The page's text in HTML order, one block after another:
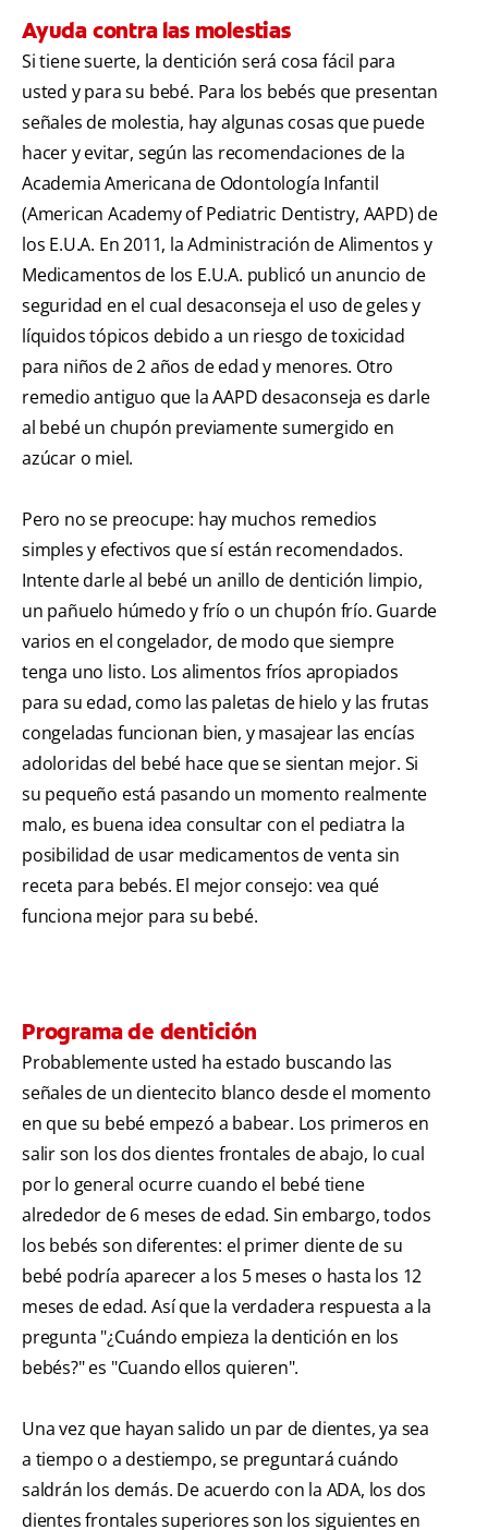
Ayuda contra las molestias
Si tiene suerte, la dentición será cosa fácil para
usted y para su bebé. Para los bebés que presentan
señales de molestia, hay algunas cosas que puede
hacer y evitar, según las recomendaciones de la
Academia Americana de Odontología Infantil
(American Academy of Pediatric Dentistry, AAPD) de
los E.U.A. En 2011, la Administración de Alimentos y
Medicamentos de los E.U.A. publicó un anuncio de
seguridad en el cual desaconseja el uso de geles y
líquidos tópicos debido a un riesgo de toxicidad
para niños de 2 años de edad y menores. Otro
remedio antiguo que la AAPD desaconseja es darle
al bebé un chupón previamente sumergido en
azúcar o miel.
Pero no se preocupe: hay muchos remedios
simples y efectivos que sí están recomendados.
Intente darle al bebé un anillo de dentición limpio,
un pañuelo húmedo y frío o un chupón frío. Guarde
varios en el congelador, de modo que siempre
tenga uno listo. Los alimentos fríos apropiados
para su edad, como las paletas de hielo y las frutas
congeladas funcionan bien, y masajear las encías
adoloridas del bebé hace que se sientan mejor. Si
su pequeño está pasando un momento realmente
malo, es buena idea consultar con el pediatra la
posibilidad de usar medicamentos de venta sin
receta para bebés. El mejor consejo: vea qué
funciona mejor para su bebé.
Programa de dentición
Probablemente usted ha estado buscando las
señales de un dientecito blanco desde el momento
en que su bebé empezó a babear. Los primeros en
salir son los dos dientes frontales de abajo, lo cual
por lo general ocurre cuando el bebé tiene
alrededor de 6 meses de edad. Sin embargo, todos
los bebés son diferentes: el primer diente de su
bebé podría aparecer a los 5 meses o hasta los 12
meses de edad. Así que la verdadera respuesta a la
pregunta "¿Cuándo empieza la dentición en los
bebés?" es "Cuando ellos quieren".
Una vez que hayan salido un par de dientes, ya sea
a tiempo o a destiempo, se preguntará cuándo
saldrán los demás. De acuerdo con la ADA, los dos
dientes frontales superiores son los siguientes en